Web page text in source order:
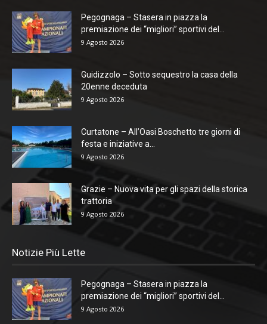
Pegognaga – Stasera in piazza la
premiazione dei “migliori” sportivi del...
9 Agosto 2026
Guidizzolo – Sotto sequestro la casa della
20enne deceduta
9 Agosto 2026
Curtatone – All’Oasi Boschetto tre giorni di
festa e iniziative a...
9 Agosto 2026
Grazie – Nuova vita per gli spazi della storica
trattoria
9 Agosto 2026
Notizie Più Lette
Pegognaga – Stasera in piazza la
premiazione dei “migliori” sportivi del...
9 Agosto 2026